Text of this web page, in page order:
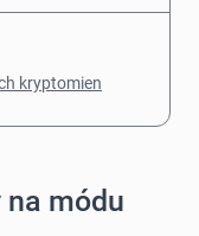
kryptomien
módu